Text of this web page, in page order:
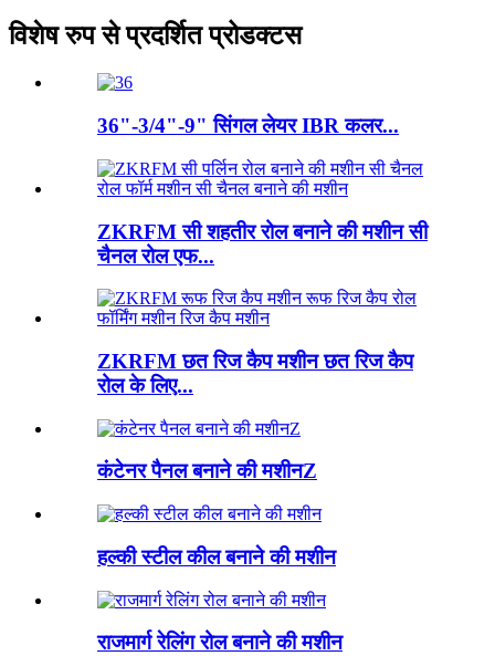
विशेष रुप से प्रदर्शित प्रोडक्टस
36"-3/4"-9" सिंगल लेयर IBR कलर...
ZKRFM सी शहतीर रोल बनाने की मशीन सी
चैनल रोल एफ...
ZKRFM छत रिज कैप मशीन छत रिज कैप
रोल के लिए...
कंटेनर पैनल बनाने की मशीनZ
हल्की स्टील कील बनाने की मशीन
राजमार्ग रेलिंग रोल बनाने की मशीन